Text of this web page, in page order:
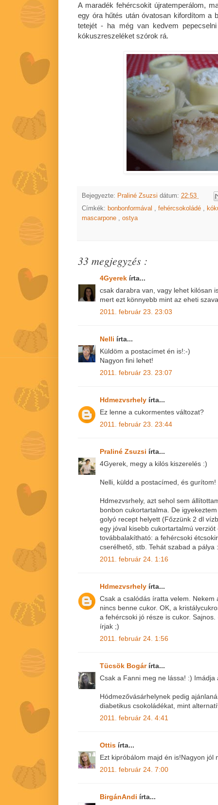
A maradék fehércsokit újratemperálom,
egy óra hűtés után óvatosan kifordítom a
tetejét - ha még van kedvem
kókuszreszeléket szórok rá.
Bejegyezte: Praliné Zsuzsi dátum: 22:53
Címkék: bonbonformával , fehércsokoládé ,
mascarpone , ostya
33 megjegyzés :
4Gyerek írta...
csak darabra van, vagy lehet kilósan
mert ezt könnyebb mint az eheti
2011. február 23. 23:03
Nelli írta...
Küldöm a postacímet én is!:-)
Nagyon fini lehet!
2011. február 23. 23:07
Hdmezvsrhely írta...
Ez lenne a cukormentes változat?
2011. február 23. 23:44
Praliné Zsuzsi írta...
4Gyerek, megy a kilós kiszerelés :)
Nelli, küldd a postacímed, és gurítom!
Hdmezvsrhely, azt sehol sem
bonbon cukortartalma. De
golyó recept helyett (Főzzünk 2 dl
egy jóval kisebb cukortartalmú
továbbalakítható: a fehércsoki
cserélhető, stb. Tehát szabad a pálya
2011. február 24. 1:16
Hdmezvsrhely írta...
Csak a csalódás íratta velem.
nincs benne cukor. OK, a
a fehércsoki jó része is cukor.
írjak ;)
2011. február 24. 1:56
Tücsök Bogár írta...
Csak a Fanni meg ne lássa! :) Imádja
Hódmezővásárhelynek pedig
diabetikus csokoládékat, mint
2011. február 24. 4:41
Ottis írta...
Ezt kipróbálom majd én is!Nagyon jól
2011. február 24. 7:00
BirgánAndi írta...